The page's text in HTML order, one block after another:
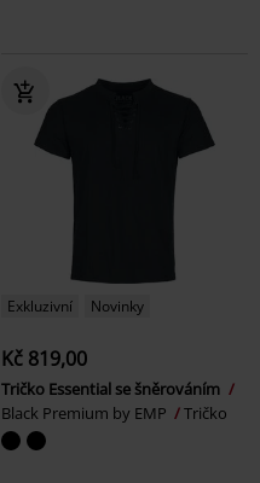
Exkluzivní Novinky
Kč 819,00
Tričko Essential se šněrováním
Black Premium by EMP
Tričko